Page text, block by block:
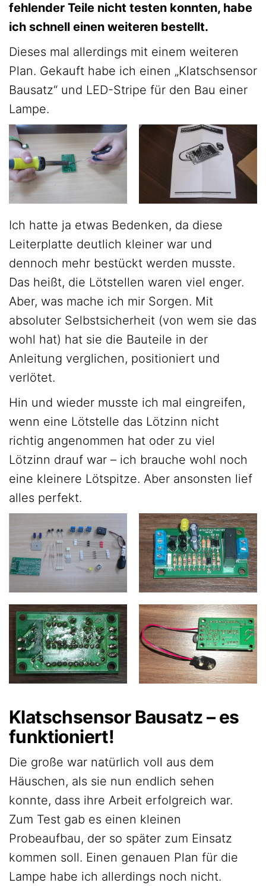
fehlender Teile nicht testen konnten, habe
ich schnell einen weiteren bestellt.
Dieses mal allerdings mit einem weiteren
Plan. Gekauft habe ich einen „Klatschsensor
Bausatz“ und LED-Stripe für den Bau einer
Lampe.
Ich hatte ja etwas Bedenken, da diese
Leiterplatte deutlich kleiner war und
dennoch mehr bestückt werden musste.
Das heißt, die Lötstellen waren viel enger.
Aber, was mache ich mir Sorgen. Mit
absoluter Selbstsicherheit (von wem sie das
wohl hat) hat sie die Bauteile in der
Anleitung verglichen, positioniert und
verlötet.
Hin und wieder musste ich mal eingreifen,
wenn eine Lötstelle das Lötzinn nicht
richtig angenommen hat oder zu viel
Lötzinn drauf war – ich brauche wohl noch
eine kleinere Lötspitze. Aber ansonsten lief
alles perfekt.
Klatschsensor Bausatz – es
funktioniert!
Die große war natürlich voll aus dem
Häuschen, als sie nun endlich sehen
konnte, dass ihre Arbeit erfolgreich war.
Zum Test gab es einen kleinen
Probeaufbau, der so später zum Einsatz
kommen soll. Einen genauen Plan für die
Lampe habe ich allerdings noch nicht.